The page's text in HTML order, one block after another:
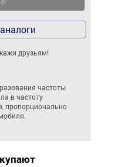
друзьям!
частоты
в частоту
пропорционально